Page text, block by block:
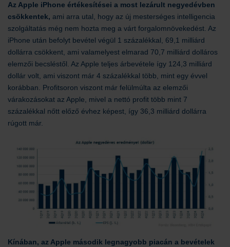
Az Apple iPhone értékesítései a most lezárult negyedévben
csökkentek, ami arra utal, hogy az új mesterséges intelligencia
szolgáltatás még nem hozta meg a várt forgalomnövekedést. Az
iPhone után befolyt bevétel végül 1 százalékkal, 69,1 milliárd
dollárra csökkent, ami valamelyest elmarad 70,7 milliárd dolláros
elemzői becsléstől. Az Apple teljes árbevétele így 124,3 milliárd
dollár volt, ami viszont már 4 százalékkal több, mint egy évvel
korábban. Profitsoron viszont már felülmúlta az elemzői
várakozásokat az Apple, mivel a nettó profit több mint 7
százalékkal nőtt előző évhez képest, így 36,3 milliárd dollárra
rúgott már.
Kínában, az Apple második legnagyobb piacán a bevételek